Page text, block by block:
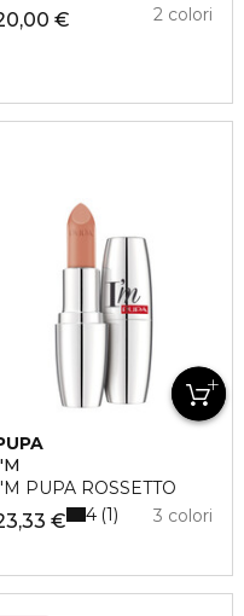
€ 2 colori
I'M PUPA ROSSETTO
€ 3 colori
4 1